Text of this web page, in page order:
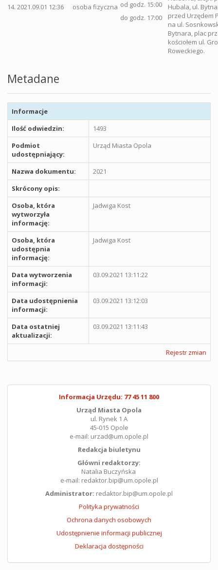
14. 2021.09.01 12:36 osoba fizyczna od godz. 15:00
do godz. 17:00
Hubala, ul.
przed Urzędem
na ul.
Bytnara, plac
kościołem ul.
Roweckiego.
Metadane
Informacje
Ilość odwiedzin:
1493
Podmiot
udostępniający:
Urząd Miasta Opola
Nazwa dokumentu:
2021
Skrócony opis:
Osoba, która
wytworzyła
informację:
Jadwiga Kost
Osoba, która
udostępnia
informację:
Jadwiga Kost
Data wytworzenia
informacji:
03.09.2021 13:11:22
Data udostępnienia
informacji:
03.09.2021 13:12:03
Data ostatniej
aktualizacji:
03.09.2021 13:11:43
Rejestr zmian
Informacja Urzędu: 77 45 11 800
Urząd Miasta Opola
ul. Rynek 1 A
45-015 Opole
e-mail: urzad@um.opole.pl
Redakcja biuletynu
Główni redaktorzy:
Natalia Buczyńska
e-mail: redaktor.bip@um.opole.pl
Administrator: redaktor.bip@um.opole.pl
Polityka prywatności
Ochrona danych osobowych
Udostępnienie informacji publicznej
Deklaracja dostępności